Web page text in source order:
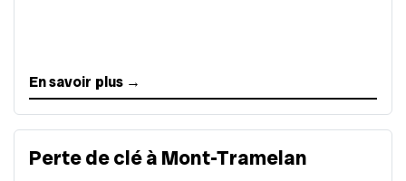
En savoir plus →
Perte de clé à Mont-Tramelan